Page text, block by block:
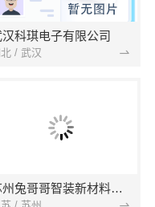
汉科琪电子有限公司
/ 武汉
苏州兔哥哥智装新材料有限公司